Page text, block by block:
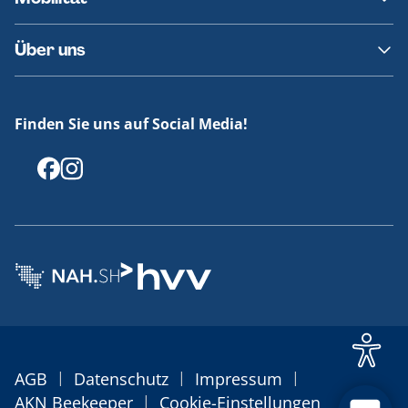
Fundsachen
Häufige Fragen
Barrierefreies Reisen
Erklärung Barrierefreiheit
Über uns
Offenlegungen
Finden Sie uns auf Social Media!
AGB | Datenschutz | Impressum |
AKN Beekeeper | Cookie-Einstellungen